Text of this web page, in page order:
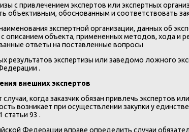
с привлечением экспертов или экспертных
обоснованным и соответствовать
экспертной организации, данных об
описанием объекта, примененных методов, хода и
ответы на поставленные вопросы
результатов экспертизы или заведомо ложного
.
внешних экспертов
когда заказчик обязан привлечь экспертов
возникает при осуществлении закупки у
статьи 93 .
Федерации вправе определить случаи